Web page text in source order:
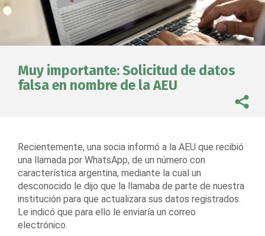
Muy importante: Solicitud de datos
falsa en nombre de la AEU
Recientemente, una socia informó a la AEU que recibió
una llamada por WhatsApp, de un número con
característica argentina, mediante la cual un
desconocido le dijo que la llamaba de parte de nuestra
institución para que actualizara sus datos registrados.
Le indicó que para ello le enviaría un correo
electrónico.